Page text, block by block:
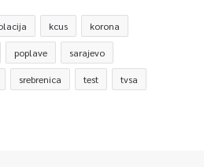
kcus korona
poplave sarajevo
srebrenica test tvsa